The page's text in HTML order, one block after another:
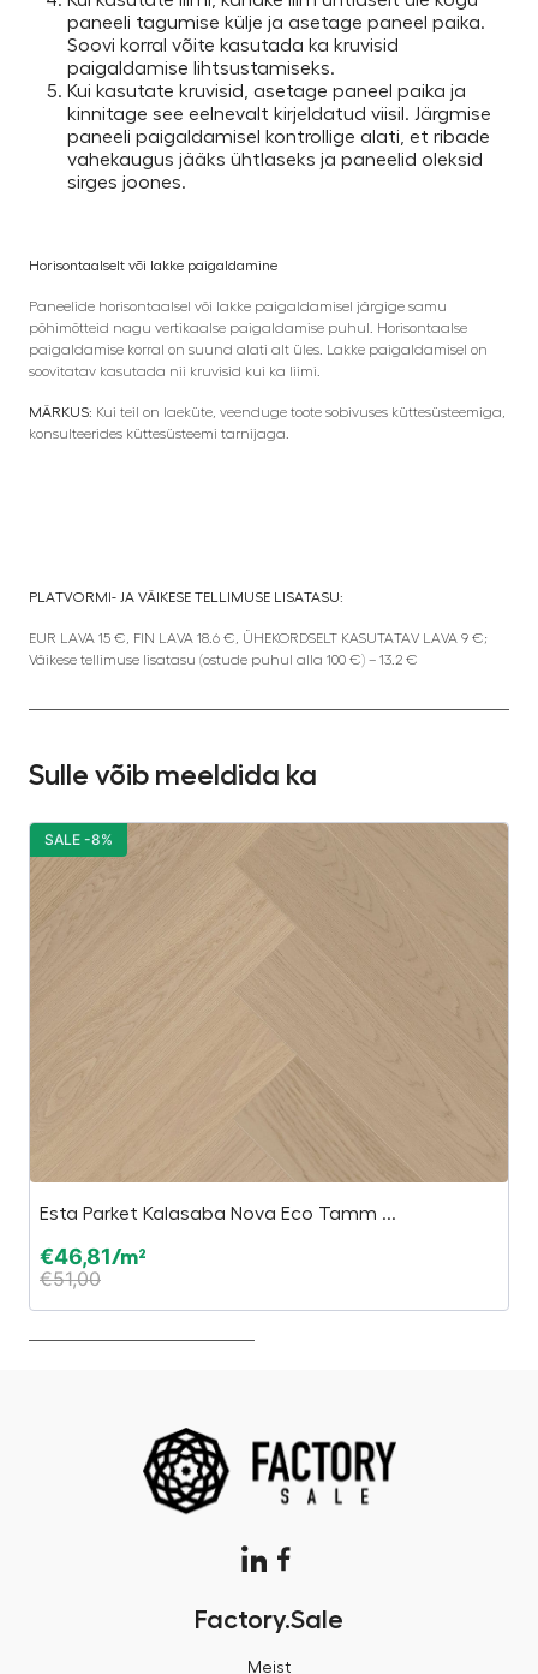
paneeli tagumise külje ja asetage paneel paika.
Soovi korral võite kasutada ka kruvisid
paigaldamise lihtsustamiseks.
Kui kasutate kruvisid, asetage paneel paika ja
kinnitage see eelnevalt kirjeldatud viisil. Järgmise
paneeli paigaldamisel kontrollige alati, et ribade
vahekaugus jääks ühtlaseks ja paneelid oleksid
sirges joones.
Horisontaalselt või lakke paigaldamine
Paneelide horisontaalsel või lakke paigaldamisel järgige samu
põhimõtteid nagu vertikaalse paigaldamise puhul. Horisontaalse
paigaldamise korral on suund alati alt üles. Lakke paigaldamisel on
soovitatav kasutada nii kruvisid kui ka liimi.
MÄRKUS: Kui teil on laeküte, veenduge toote sobivuses küttesüsteemiga,
konsulteerides küttesüsteemi tarnijaga.
PLATVORMI- JA VÄIKESE TELLIMUSE LISATASU:
EUR LAVA 15 €, FIN LAVA 18.6 €, ÜHEKORDSELT KASUTATAV LAVA 9 €;
Väikese tellimuse lisatasu (ostude puhul alla 100 €) – 13.2 €
Sulle võib meeldida ka
Esta Parket Kalasaba Nova Eco Tamm ...
€46,81/m²
€51,00
SALE -8%
Factory.Sale
Meist